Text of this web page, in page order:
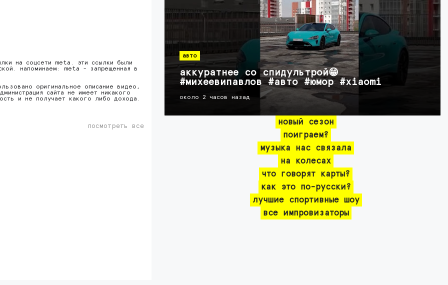
на соцсети meta. эти ссылки были
напоминаем: meta - запрещенная в
оригинальное описание видео,
сайта не имеет никакого
и не получает какого либо дохода.
посмотреть все
авто
аккуратнее со спидультрой😁
#михеевипавлов #авто #юмор #xiaomi
около 2 часов назад
новый сезон
поиграем?
музыка нас связала
на колесах
что говорят карты?
как это по-русски?
лучшие спортивные шоу
все импровизаторы